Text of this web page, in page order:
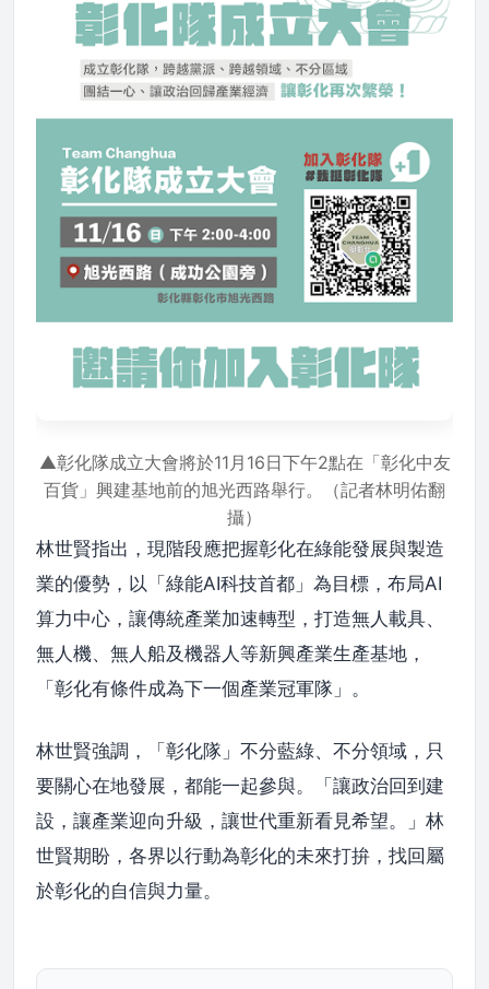
▲彰化隊成立大會將於11月16日下午2點在「彰化中友
百貨」興建基地前的旭光西路舉行。（記者林明佑翻
攝）
林世賢指出，現階段應把握彰化在綠能發展與製造
業的優勢，以「綠能AI科技首都」為目標，布局AI
算力中心，讓傳統產業加速轉型，打造無人載具、
無人機、無人船及機器人等新興產業生產基地，
「彰化有條件成為下一個產業冠軍隊」。
林世賢強調，「彰化隊」不分藍綠、不分領域，只
要關心在地發展，都能一起參與。「讓政治回到建
設，讓產業迎向升級，讓世代重新看見希望。」林
世賢期盼，各界以行動為彰化的未來打拚，找回屬
於彰化的自信與力量。